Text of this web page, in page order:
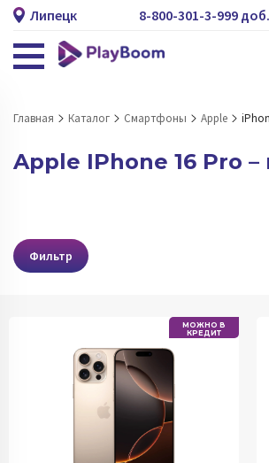
Липецк 8-800-301-3-999
Главная Каталог Смартфоны Apple
Apple IPhone 16 Pro
Фильтр
МОЖНО В
КРЕДИТ